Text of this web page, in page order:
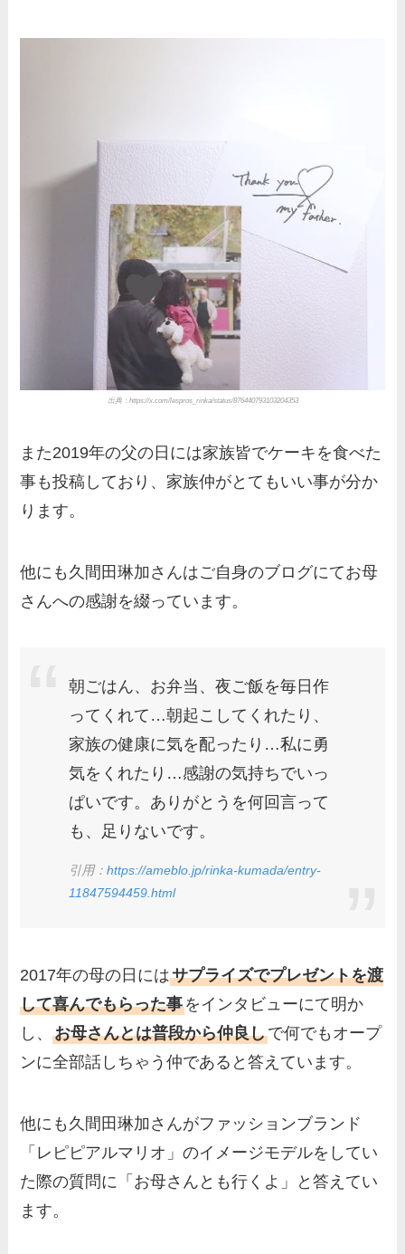
出典：https://x.com/lespros_rinka/status/876440793103204353
また2019年の父の日には家族皆でケーキを食べた
事も投稿しており、家族仲がとてもいい事が分か
ります。
他にも久間田琳加さんはご自身のブログにてお母
さんへの感謝を綴っています。
朝ごはん、お弁当、夜ご飯を毎日作
ってくれて…朝起こしてくれたり、
家族の健康に気を配ったり…私に勇
気をくれたり…感謝の気持ちでいっ
ぱいです。ありがとうを何回言って
も、足りないです。
引用：https://ameblo.jp/rinka-kumada/entry-
11847594459.html
2017年の母の日にはサプライズでプレゼントを渡
して喜んでもらった事をインタビューにて明か
し、お母さんとは普段から仲良しで何でもオープ
ンに全部話しちゃう仲であると答えています。
他にも久間田琳加さんがファッションブランド
「レピピアルマリオ」のイメージモデルをしてい
た際の質問に「お母さんとも行くよ」と答えてい
ます。